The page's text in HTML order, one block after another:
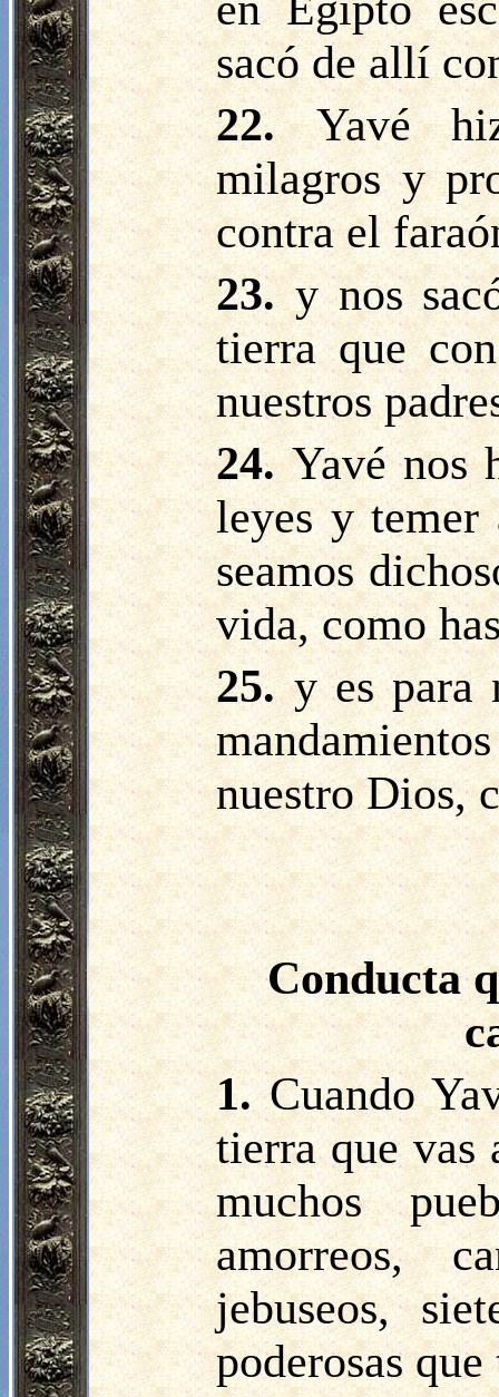
sacó de allí
22.Yavé
milagros y
contra el
23.y nos
tierra que
nuestros
24.Yavé nos
leyes y temer
seamos
vida, como
25.y es para
nuestro Dios,
Conducta
1.Cuando
tierra que vas
muchos
amorreos,
jebuseos,
poderosas